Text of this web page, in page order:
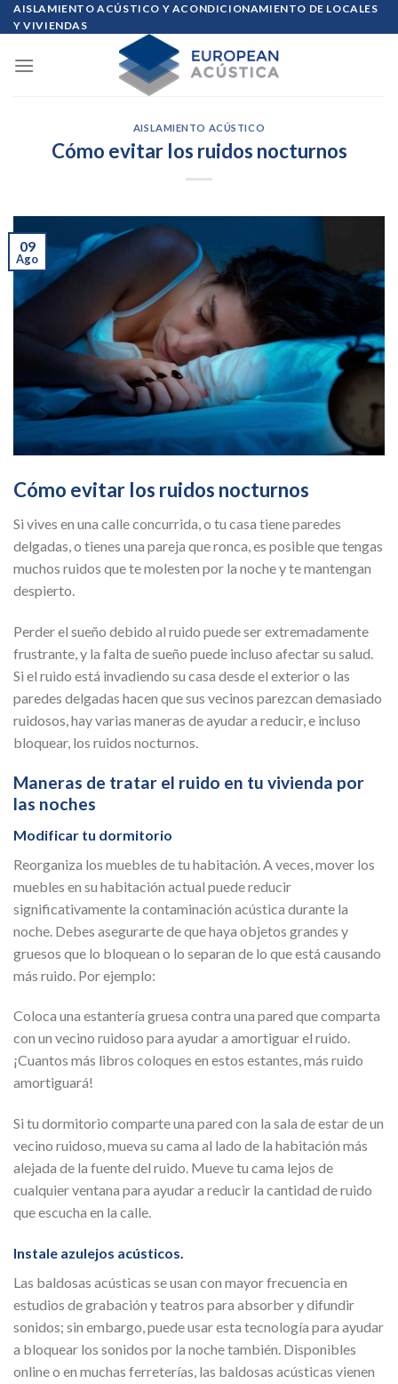
Skip
to
AISLAMIENTO ACÚSTICO Y ACONDICIONAMIENTO DE LOCALES
Y VIVIENDAS
AISLAMIENTO ACÚSTICO
Cómo evitar los ruidos nocturnos
09
Ago
Cómo evitar los ruidos nocturnos
Si vives en una calle concurrida, o tu casa tiene paredes
delgadas, o tienes una pareja que ronca, es posible que tengas
muchos ruidos que te molesten por la noche y te mantengan
despierto.
Perder el sueño debido al ruido puede ser extremadamente
frustrante, y la falta de sueño puede incluso afectar su salud.
Si el ruido está invadiendo su casa desde el exterior o las
paredes delgadas hacen que sus vecinos parezcan demasiado
ruidosos, hay varias maneras de ayudar a reducir, e incluso
bloquear, los ruidos nocturnos.
Maneras de tratar el ruido en tu vivienda por
las noches
Modificar tu dormitorio
Reorganiza los muebles de tu habitación. A veces, mover los
muebles en su habitación actual puede reducir
significativamente la contaminación acústica durante la
noche. Debes asegurarte de que haya objetos grandes y
gruesos que lo bloquean o lo separan de lo que está causando
más ruido. Por ejemplo:
Coloca una estantería gruesa contra una pared que comparta
con un vecino ruidoso para ayudar a amortiguar el ruido.
¡Cuantos más libros coloques en estos estantes, más ruido
amortiguará!
Si tu dormitorio comparte una pared con la sala de estar de un
vecino ruidoso, mueva su cama al lado de la habitación más
alejada de la fuente del ruido. Mueve tu cama lejos de
cualquier ventana para ayudar a reducir la cantidad de ruido
que escucha en la calle.
Instale azulejos acústicos.
Las baldosas acústicas se usan con mayor frecuencia en
estudios de grabación y teatros para absorber y difundir
sonidos; sin embargo, puede usar esta tecnología para ayudar
a bloquear los sonidos por la noche también. Disponibles
online o en muchas ferreterías, las baldosas acústicas vienen